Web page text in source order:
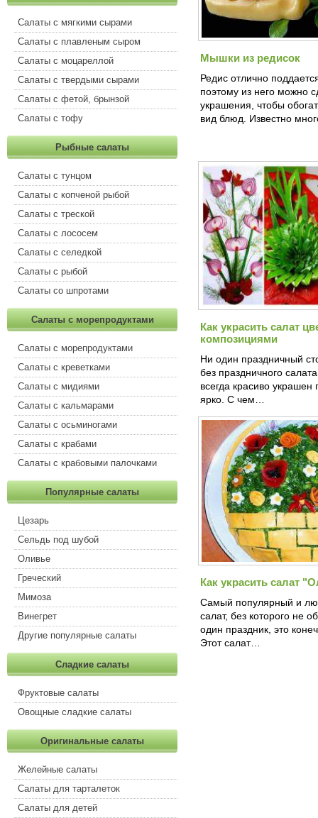
Салаты с мягкими сырами
Салаты с плавленым сыром
Салаты с моцареллой
Салаты с твердыми сырами
Салаты с фетой, брынзой
Салаты с тофу
Рыбные салаты
Салаты с тунцом
Салаты с копченой рыбой
Салаты с треской
Салаты с лососем
Салаты с селедкой
Салаты с рыбой
Салаты со шпротами
Салаты с морепродуктами
Салаты с морепродуктами
Салаты с креветками
Салаты с мидиями
Салаты с кальмарами
Салаты с осьминогами
Салаты с крабами
Салаты с крабовыми палочками
Популярные салаты
Цезарь
Сельдь под шубой
Оливье
Греческий
Мимоза
Винегрет
Другие популярные салаты
Сладкие салаты
Фруктовые салаты
Овощные сладкие салаты
Оригинальные салаты
Желейные салаты
Салаты для тарталеток
Салаты для детей
Мышки из редисок
Редис отлично
поэтому из него можно
украшения, чтобы
вид блюд. Известно
Как украсить салат
композициями
Ни один праздничный
без праздничного
всегда красиво украшен
ярко. С чем…
Как украсить салат
Самый популярный и
салат, без которого не
один праздник, это
Этот салат…